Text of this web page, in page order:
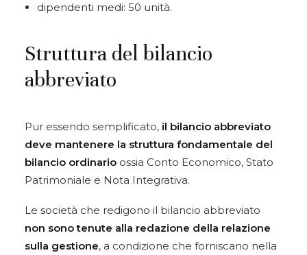
dipendenti medi: 50 unità.
Struttura del bilancio
abbreviato
Pur essendo semplificato, il bilancio abbreviato
deve mantenere la struttura fondamentale del
bilancio ordinario ossia Conto Economico, Stato
Patrimoniale e Nota Integrativa.
Le società che redigono il bilancio abbreviato
non sono tenute alla redazione della relazione
sulla gestione, a condizione che forniscano nella